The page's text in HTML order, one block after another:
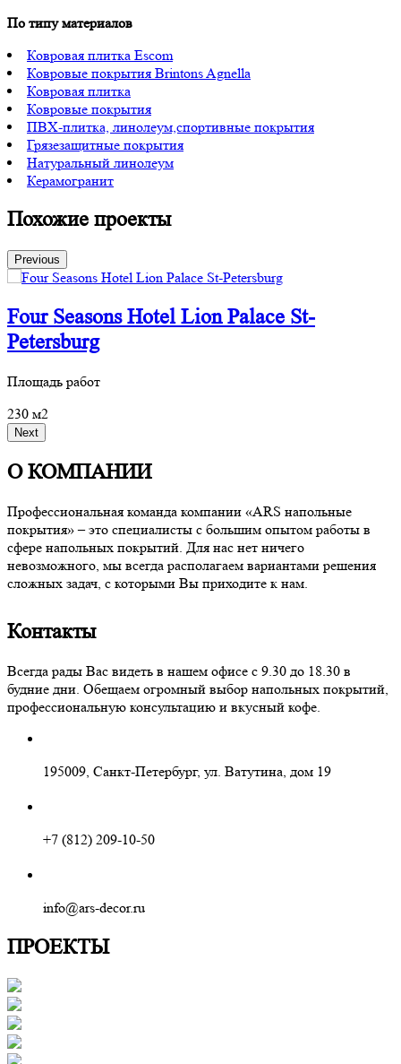
По типу материалов
Ковровая плитка Escom
Ковровые покрытия Brintons Agnella
Ковровая плитка
Ковровые покрытия
ПВХ-плитка, линолеум,спортивные покрытия
Грязезащитные покрытия
Натуральный линолеум
Керамогранит
Похожие проекты
Previous
Four Seasons Hotel Lion Palace St-
Petersburg
Площадь работ
230 м2
Next
О КОМПАНИИ
Профессиональная команда компании «ARS напольные
покрытия» – это специалисты с большим опытом работы в
сфере напольных покрытий. Для нас нет ничего
невозможного, мы всегда располагаем вариантами решения
сложных задач, с которыми Вы приходите к нам.
Контакты
Всегда рады Вас видеть в нашем офисе с 9.30 до 18.30 в
будние дни. Обещаем огромный выбор напольных покрытий,
профессиональную консультацию и вкусный кофе.
195009, Санкт-Петербург, ул. Ватутина, дом 19
+7 (812) 209-10-50
info@ars-decor.ru
ПРОЕКТЫ